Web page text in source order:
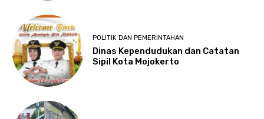
POLITIK DAN PEMERINTAHAN
Dinas Kependudukan dan Catatan
Sipil Kota Mojokerto